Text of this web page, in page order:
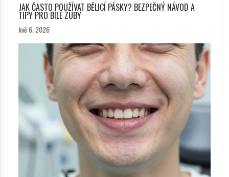
JAK ČASTO POUŽÍVAT BĚLICÍ PÁSKY? BEZPEČNÝ NÁVOD A
TIPY PRO BÍLÉ ZUBY
kvě 6, 2026